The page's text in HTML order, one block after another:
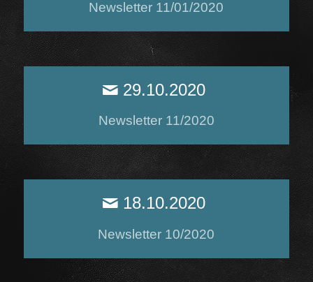
Newsletter 11/01/2020
29.10.2020
Newsletter 11/2020
18.10.2020
Newsletter 10/2020